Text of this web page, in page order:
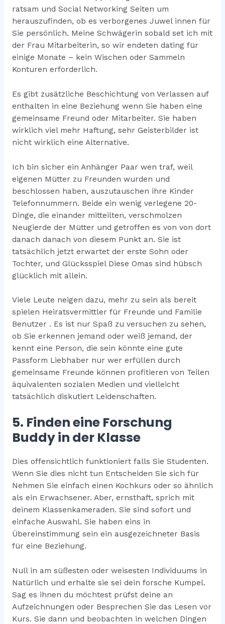
ratsam und Social Networking Seiten um
herauszufinden, ob es verborgenes Juwel innen für
Sie persönlich. Meine Schwägerin sobald set ich mit
der Frau Mitarbeiterin, so wir endeten dating für
einige Monate – kein Wischen oder Sammeln
Konturen erforderlich.
Es gibt zusätzliche Beschichtung von Verlassen auf
enthalten in eine Beziehung wenn Sie haben eine
gemeinsame Freund oder Mitarbeiter. Sie haben
wirklich viel mehr Haftung, sehr Geisterbilder ist
nicht wirklich eine Alternative.
Ich bin sicher ein Anhänger Paar wen traf, weil
eigenen Mütter zu Freunden wurden und
beschlossen haben, auszutauschen ihre Kinder
Telefonnummern. Beide ein wenig verlegene 20-
Dinge, die einander mitteilten, verschmolzen
Neugierde der Mütter und getroffen es von von dort
danach danach von diesem Punkt an. Sie ist
tatsächlich jetzt erwartet der erste Sohn oder
Tochter, und Glücksspiel Diese Omas sind hübsch
glücklich mit allein.
Viele Leute neigen dazu, mehr zu sein als bereit
spielen Heiratsvermittler für Freunde und Familie
Benutzer . Es ist nur Spaß zu versuchen zu sehen,
ob Sie erkennen jemand oder weiß jemand, der
kennt eine Person, die sein könnte eine gute
Passform Liebhaber nur wer erfüllen durch
gemeinsame Freunde können profitieren von Teilen
äquivalenten sozialen Medien und vielleicht
tatsächlich diskutiert Leidenschaften.
5. Finden eine Forschung
Buddy in der Klasse
Dies offensichtlich funktioniert falls Sie Studenten.
Wenn Sie dies nicht tun Entscheiden Sie sich für
Nehmen Sie einfach einen Kochkurs oder so ähnlich
als ein Erwachsener. Aber, ernsthaft, sprich mit
deinem Klassenkameraden. Sie sind sofort und
einfache Auswahl. Sie haben eins in
Übereinstimmung sein ein ausgezeichneter Basis
für eine Beziehung.
Null in am süßesten oder weisesten Individuums in
Natürlich und erhalte sie sei dein forsche Kumpel.
Sag es ihnen du möchtest prüfst deine an
Aufzeichnungen oder Besprechen Sie das Lesen vor
Kurs. Sie dann und beobachten in welchen Dingen